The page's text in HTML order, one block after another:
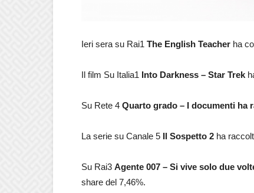
Ieri sera su Rai1 The English Teacher ha
Il film Su Italia1 Into Darkness – Star Trek
Su Rete 4 Quarto grado – I documenti ha
La serie su Canale 5 Il Sospetto 2 ha
Su Rai3 Agente 007 – Si vive solo due
share del 7,46%.